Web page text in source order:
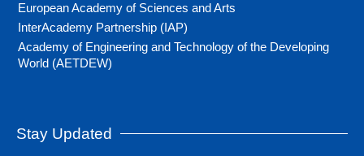
European Academy of Sciences and Arts
InterAcademy Partnership (IAP)
Academy of Engineering and Technology of the Developing
World (AETDEW)
Stay Updated